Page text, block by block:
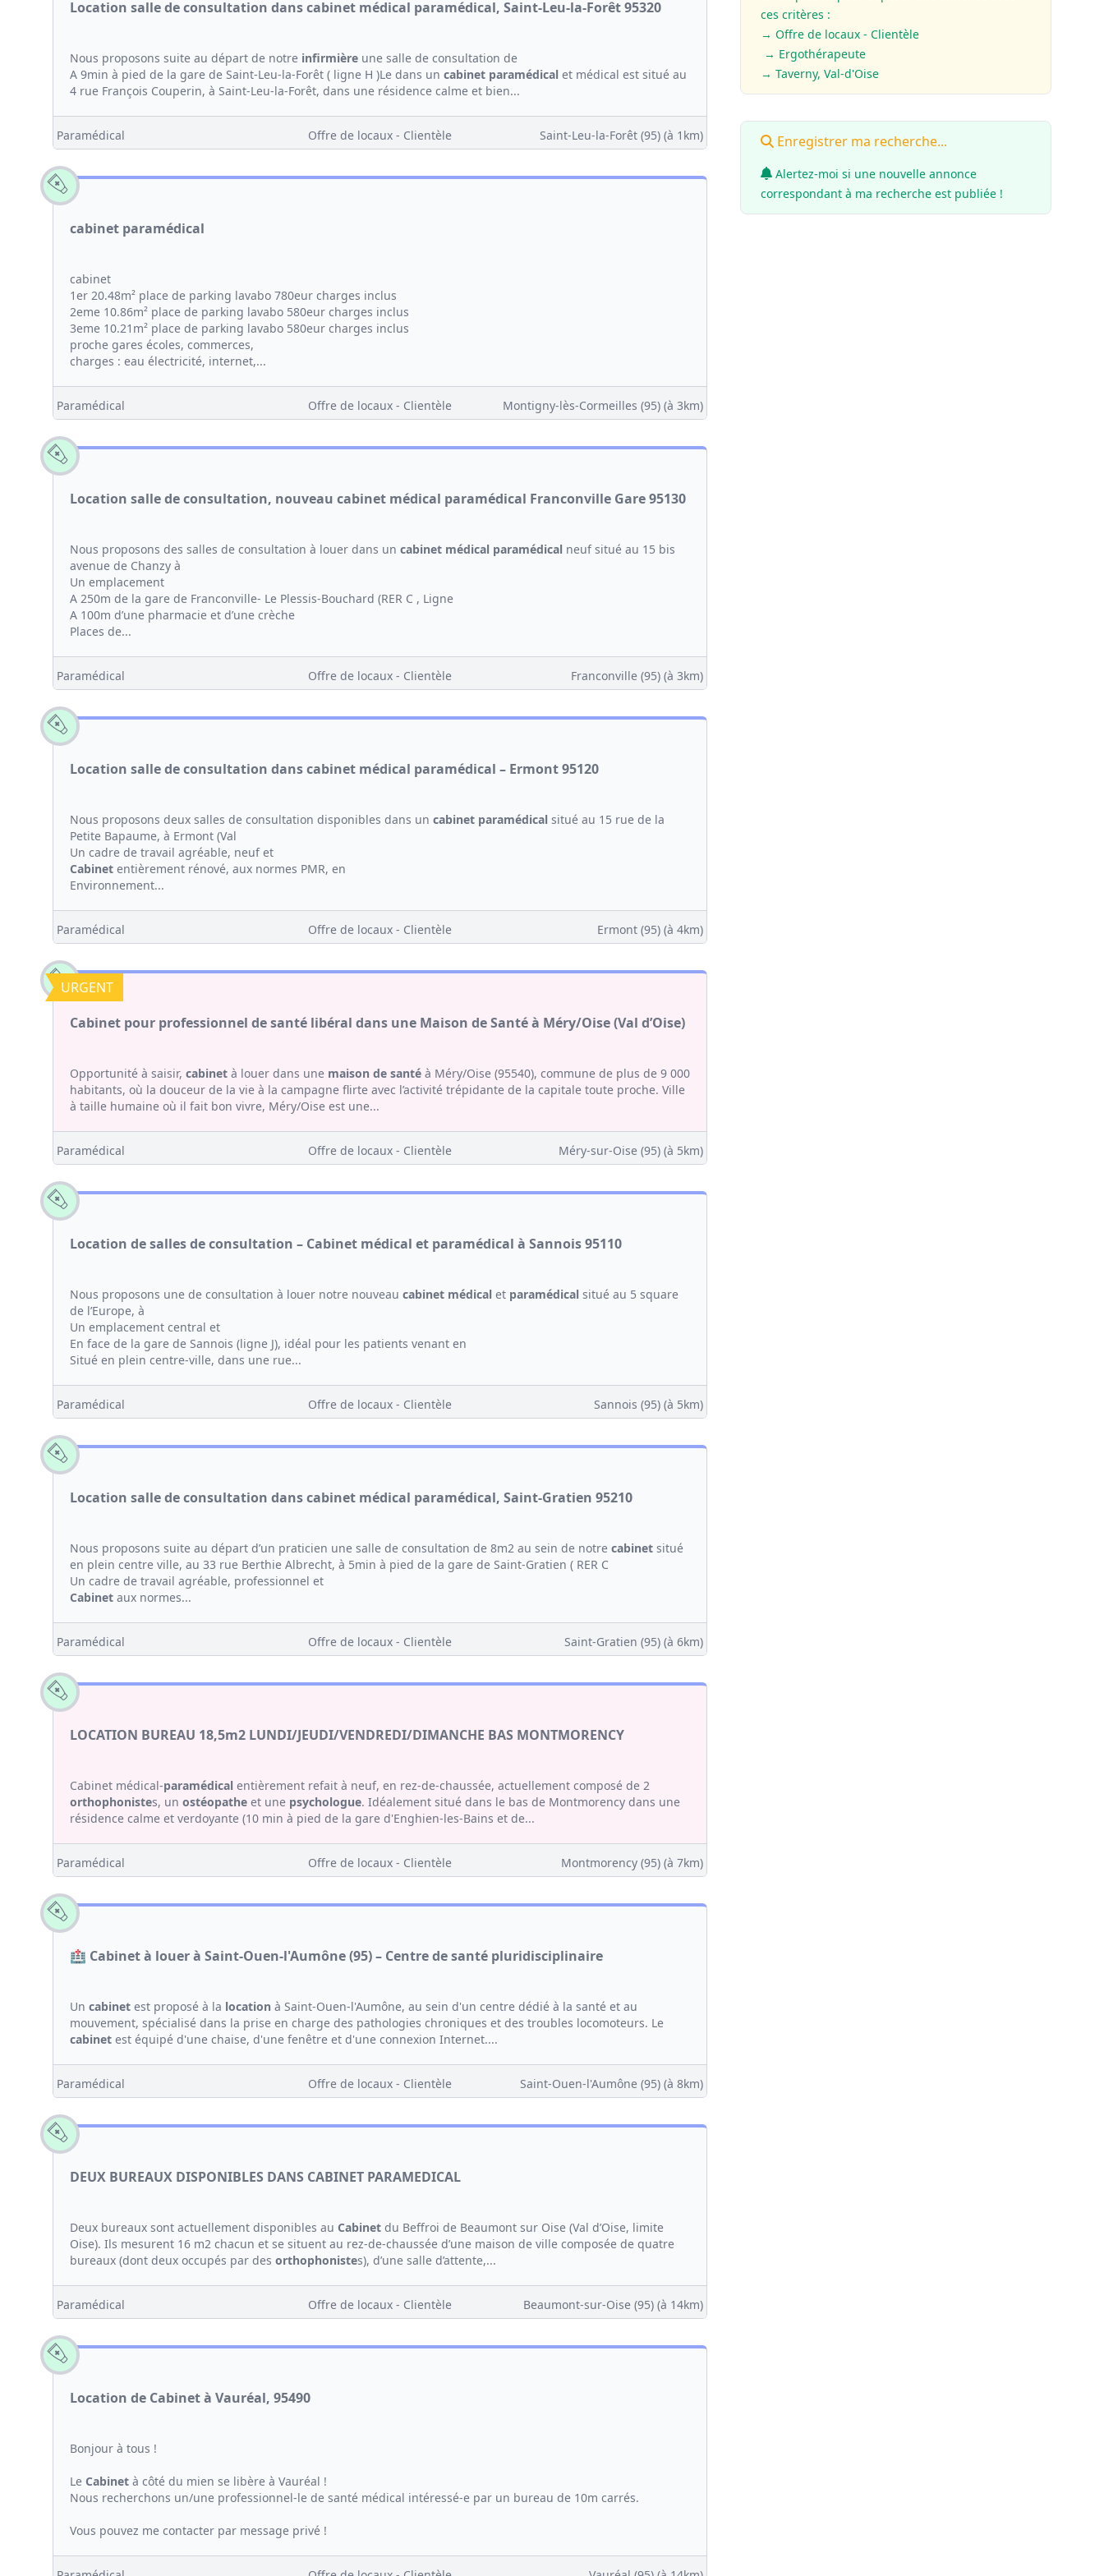
Location salle de consultation dans cabinet médical paramédical, Saint-Leu-la-Forêt 95320
Nous proposons suite au départ de notre infirmière une salle de consultation de
A 9min à pied de la gare de Saint-Leu-la-Forêt ( ligne H )Le dans un cabinet paramédical et médical est situé au
4 rue François Couperin, à Saint-Leu-la-Forêt, dans une résidence calme et bien...
Paramédical Offre de locaux - Clientèle Saint-Leu-la-Forêt (95)(à 1km)
cabinet paramédical
cabinet
1er 20.48m² place de parking lavabo 780eur charges inclus
2eme 10.86m² place de parking lavabo 580eur charges inclus
3eme 10.21m² place de parking lavabo 580eur charges inclus
proche gares écoles, commerces,
charges : eau électricité, internet,...
Paramédical Offre de locaux - Clientèle Montigny-lès-Cormeilles (95)(à 3km)
Location salle de consultation, nouveau cabinet médical paramédical Franconville Gare 95130
Nous proposons des salles de consultation à louer dans un cabinet médical paramédical neuf situé au 15 bis
avenue de Chanzy à
Un emplacement
A 250m de la gare de Franconville- Le Plessis-Bouchard (RER C , Ligne
A 100m d’une pharmacie et d’une crèche
Places de...
Paramédical Offre de locaux - Clientèle Franconville (95)(à 3km)
Location salle de consultation dans cabinet médical paramédical – Ermont 95120
Nous proposons deux salles de consultation disponibles dans un cabinet paramédical situé au 15 rue de la
Petite Bapaume, à Ermont (Val
Un cadre de travail agréable, neuf et
Cabinet entièrement rénové, aux normes PMR, en
Environnement...
Paramédical Offre de locaux - Clientèle Ermont (95)(à 4km)
URGENT
Cabinet pour professionnel de santé libéral dans une Maison de Santé à Méry/Oise (Val d’Oise)
Opportunité à saisir, cabinet à louer dans une maison de santé à Méry/Oise (95540), commune de plus de 9 000
habitants, où la douceur de la vie à la campagne flirte avec l’activité trépidante de la capitale toute proche. Ville
à taille humaine où il fait bon vivre, Méry/Oise est une...
Paramédical Offre de locaux - Clientèle Méry-sur-Oise (95)(à 5km)
Location de salles de consultation – Cabinet médical et paramédical à Sannois 95110
Nous proposons une de consultation à louer notre nouveau cabinet médical et paramédical situé au 5 square
de l’Europe, à
Un emplacement central et
En face de la gare de Sannois (ligne J), idéal pour les patients venant en
Situé en plein centre-ville, dans une rue...
Paramédical Offre de locaux - Clientèle Sannois (95)(à 5km)
Location salle de consultation dans cabinet médical paramédical, Saint-Gratien 95210
Nous proposons suite au départ d’un praticien une salle de consultation de 8m2 au sein de notre cabinet situé
en plein centre ville, au 33 rue Berthie Albrecht, à 5min à pied de la gare de Saint-Gratien ( RER C
Un cadre de travail agréable, professionnel et
Cabinet aux normes...
Paramédical Offre de locaux - Clientèle Saint-Gratien (95)(à 6km)
LOCATION BUREAU 18,5m2 LUNDI/JEUDI/VENDREDI/DIMANCHE BAS MONTMORENCY
Cabinet médical-paramédical entièrement refait à neuf, en rez-de-chaussée, actuellement composé de 2
orthophonistes, un ostéopathe et une psychologue. Idéalement situé dans le bas de Montmorency dans une
résidence calme et verdoyante (10 min à pied de la gare d'Enghien-les-Bains et de...
Paramédical Offre de locaux - Clientèle Montmorency (95)(à 7km)
🏥 Cabinet à louer à Saint-Ouen-l'Aumône (95) – Centre de santé pluridisciplinaire
Un cabinet est proposé à la location à Saint-Ouen-l'Aumône, au sein d'un centre dédié à la santé et au
mouvement, spécialisé dans la prise en charge des pathologies chroniques et des troubles locomoteurs. Le
cabinet est équipé d'une chaise, d'une fenêtre et d'une connexion Internet....
Paramédical Offre de locaux - Clientèle Saint-Ouen-l'Aumône (95)(à 8km)
DEUX BUREAUX DISPONIBLES DANS CABINET PARAMEDICAL
Deux bureaux sont actuellement disponibles au Cabinet du Beffroi de Beaumont sur Oise (Val d’Oise, limite
Oise). Ils mesurent 16 m2 chacun et se situent au rez-de-chaussée d’une maison de ville composée de quatre
bureaux (dont deux occupés par des orthophonistes), d’une salle d’attente,...
Paramédical Offre de locaux - Clientèle Beaumont-sur-Oise (95)(à 14km)
Location de Cabinet à Vauréal, 95490
Bonjour à tous !
Le Cabinet à côté du mien se libère à Vauréal !
Nous recherchons un/une professionnel-le de santé médical intéressé-e par un bureau de 10m carrés.
Vous pouvez me contacter par message privé !
ces critères :
→ Offre de locaux - Clientèle
→ Ergothérapeute
→ Taverny, Val-d'Oise
Enregistrer ma recherche...
Alertez-moi si une nouvelle annonce
correspondant à ma recherche est publiée !